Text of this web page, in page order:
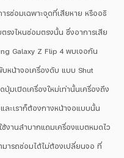
ซ่อมเฉพาะจุดที่เสียหาย หรืออธิ
รงไหนซ่อมตรงนั้น ซึ่งอาการเสีย
Galaxy Z Flip 4 พบเจอกัน
บหน้าจอเครื่องดับ แบบ Shut
ปุ่มเปิดเครื่องใหม่เท่านั้นเครื่องถึง
ละเราก็ต้องกางหน้าจอแบบนั้น
ช้งานลำบากแถมเครื่องแบตหมดไว
มารถซ่อมได้ไม่ต้องเปลี่ยนจอ ที่